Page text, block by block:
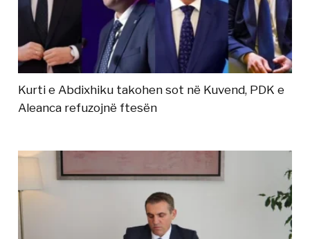
Kurti e Abdixhiku takohen sot në Kuvend, PDK e
Aleanca refuzojnë ftesën